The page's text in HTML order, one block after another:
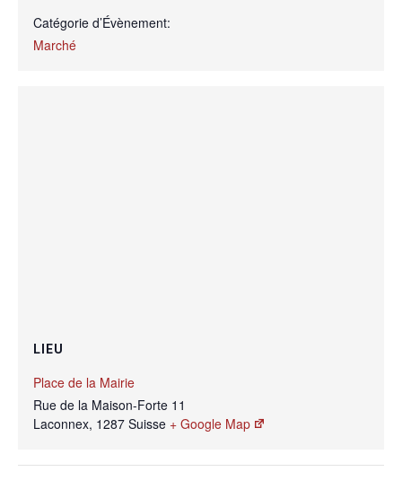
Catégorie d’Évènement:
Marché
LIEU
Place de la Mairie
Rue de la Maison-Forte 11
Laconnex, 1287 Suisse + Google Map